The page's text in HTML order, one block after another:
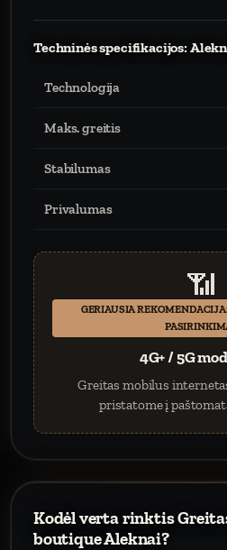
Techninės specifikacijos:
Technologija
Maks. greitis
Stabilumas
Privalumas
📶
GERIAUSIA
4G+ / 5G
Greitas mobilus
pristatome į
Kodėl verta rinktis
boutique Aleknai?